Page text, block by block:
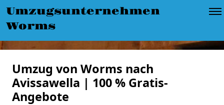
Umzugsunternehmen
Worms
Umzug von Worms nach
Avissawella | 100 % Gratis-
Angebote